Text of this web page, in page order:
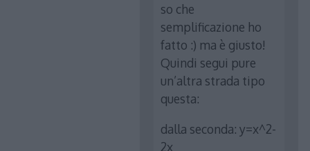
so che
semplificazione ho
fatto :) ma è giusto!
Quindi segui pure
un’altra strada tipo
questa:
dalla seconda: y=x^2-
2x